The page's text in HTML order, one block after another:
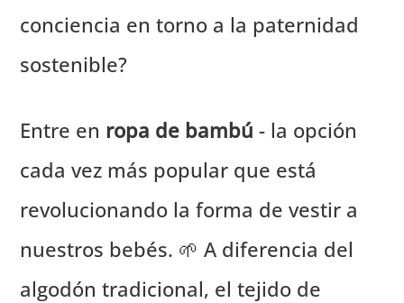
conciencia en torno a la paternidad
sostenible?
Entre en ropa de bambú - la opción
cada vez más popular que está
revolucionando la forma de vestir a
nuestros bebés. 🌱 A diferencia del
algodón tradicional, el tejido de